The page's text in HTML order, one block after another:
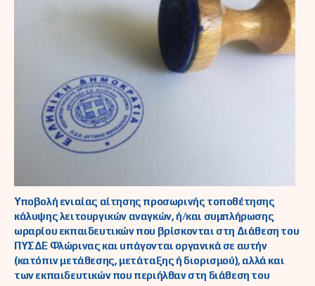
Υποβολή ενιαίας αίτησης προσωρινής τοποθέτησης
κάλυψης λειτουργικών αναγκών, ή/και συμπλήρωσης
ωραρίου εκπαιδευτικών που βρίσκονται στη Διάθεση του
ΠΥΣΔΕ Φλώρινας και υπάγονται οργανικά σε αυτήν
(κατόπιν μετάθεσης, μετάταξης ή διορισμού), αλλά και
των εκπαιδευτικών που περιήλθαν στη διάθεση του